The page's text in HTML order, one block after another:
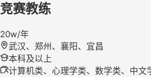
竞赛教练
20w/年
武汉、郑州、襄阳、宜昌
本科及以上
计算机类、心理学类、数学类、中文